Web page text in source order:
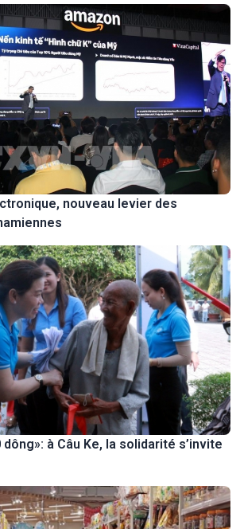
nouveau levier des
à Câu Ke, la solidarité s’invite